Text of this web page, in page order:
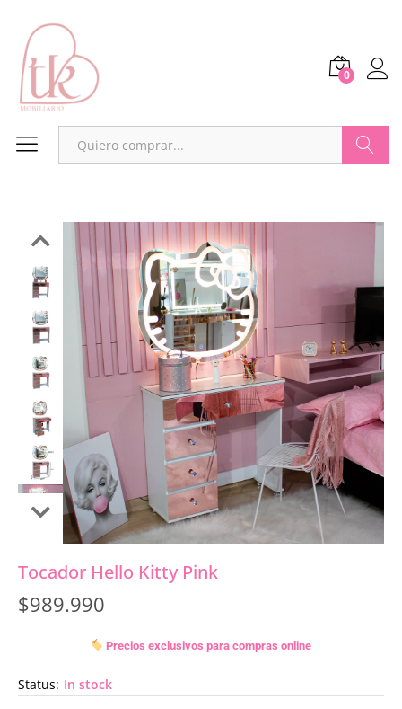
0
Tocador Hello Kitty Pink
$989.990
Precios exclusivos para compras online
Status: In stock